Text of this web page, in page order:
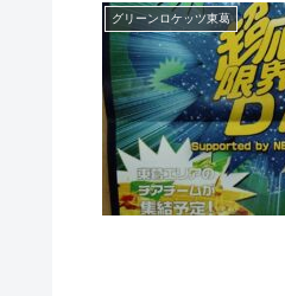
グリーンロケッツ東葛